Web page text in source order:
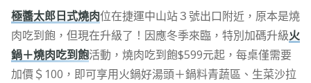
極醬太郎日式燒肉位在捷運中山站３號出口附近，原本是燒
肉吃到飽，但現在升級了！因應冬季來臨，特別加碼升級火
鍋＋燒肉吃到飽活動，燒肉吃到飽$599元起，每桌僅需要
加價＄100，即可享用火鍋好湯頭＋鍋料青蔬區、生菜沙拉